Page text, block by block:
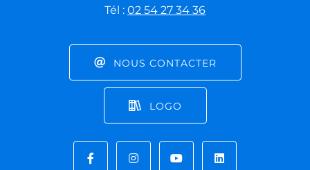
Tél : 02 54 27 34 36
NOUS CONTACTER
LOGO